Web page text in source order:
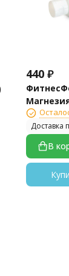
440 ₽
мл)
Доставка
В